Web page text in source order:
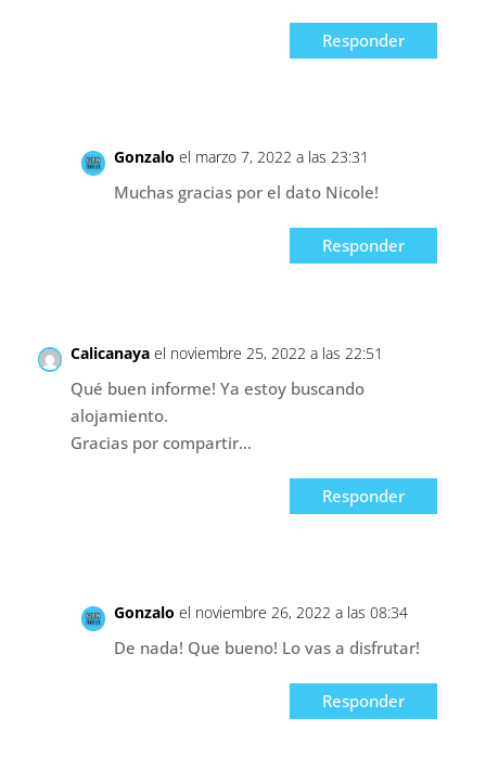
Responder
Gonzalo el marzo 7, 2022 a las 23:31
Muchas gracias por el dato Nicole!
Responder
Calicanaya el noviembre 25, 2022 a las 22:51
Qué buen informe! Ya estoy buscando
alojamiento.
Gracias por compartir…
Responder
Gonzalo el noviembre 26, 2022 a las 08:34
De nada! Que bueno! Lo vas a disfrutar!
Responder